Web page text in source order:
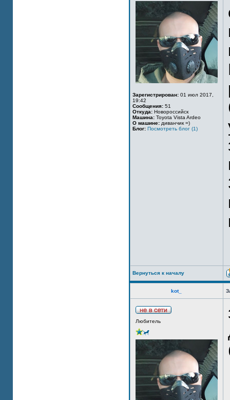
Зарегистрирован: 01 июл 2017,
19:42
Сообщения: 51
Откуда: Новороссийск
Машина: Toyota Vista Ardeo
О машине: диванчик =)
Блог: Посмотреть блог (1)
Вернуться к началу
kot_
Любитель